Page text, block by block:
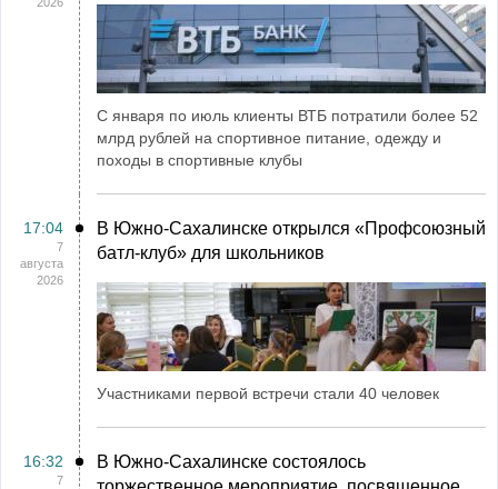
С января по июль клиенты ВТБ потратили более 52
млрд рублей на спортивное питание, одежду и
походы в спортивные клубы
17:04
7
августа
2026
В Южно-Сахалинске открылся «Профсоюзный
батл-клуб» для школьников
Участниками первой встречи стали 40 человек
16:32
7
В Южно-Сахалинске состоялось